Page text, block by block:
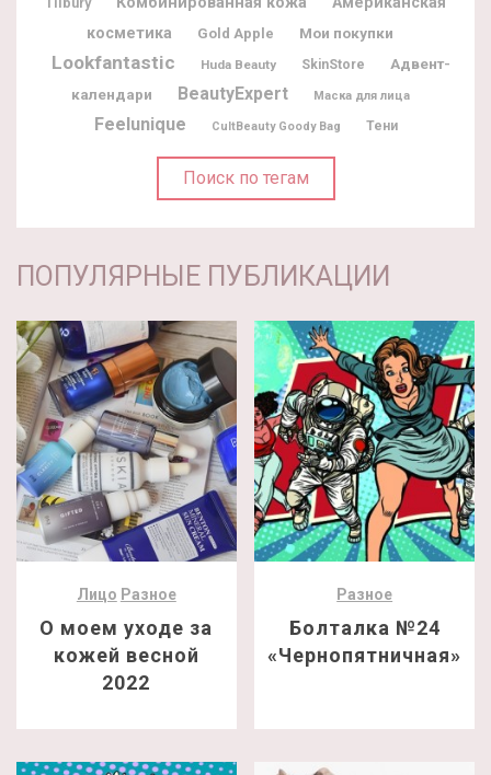
косметика
Gold Apple Мои покупки
Lookfantastic Huda Beauty SkinStore
Адвент-
календари
BeautyExpert Маска для лица
Feelunique CultBeauty Goody Bag Тени
Поиск по тегам
ПОПУЛЯРНЫЕ ПУБЛИКАЦИИ
Лицо Разное
О моем уходе за
кожей весной
2022
Разное
Болталка №24
«Чернопятничная»